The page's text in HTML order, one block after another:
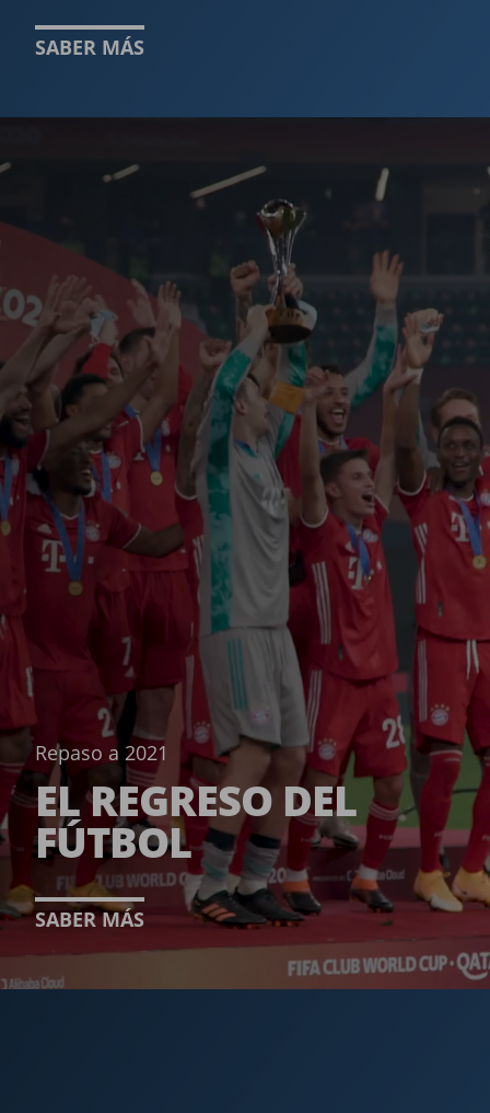
SABER MÁS
Repaso a 2021
EL REGRESO DEL
FÚTBOL­
SABER MÁS